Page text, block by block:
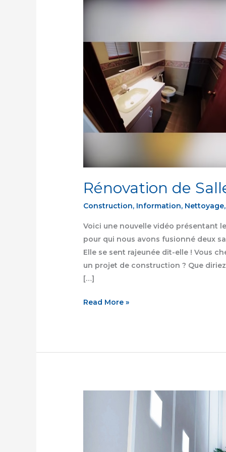
Rénovation de
Construction, Information, Nettoyage,
Voici une nouvelle vidéo présentant
pour qui nous avons fusionné deux
Elle se sent rajeunée dit-elle ! Vous
un projet de construction ? Que
[…]
Rénovation
de
Bain
—
Avant/Après
Read More »